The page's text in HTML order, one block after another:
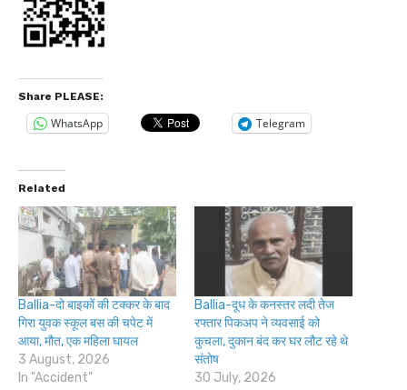
Share PLEASE:
WhatsApp Telegram
Related
Ballia-दो बाइकों की टक्कर के बाद
गिरा युवक स्कूल बस की चपेट में
आया, मौत, एक महिला घायल
3 August, 2026
In "Accident"
Ballia-दूध के कनस्तर लदी तेज
रफ्तार पिकअप ने व्यवसाई को
कुचला, दुकान बंद कर घर लौट रहे थे
संतोष
30 July, 2026